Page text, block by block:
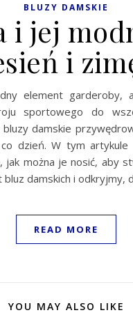
BLUZY DAMSKIE
i jej
i
element garderoby,
sportowego do
damskie
dzień. W tym
można je nosić, aby
damskich i odkryjmy,
READ MORE
YOU MAY ALSO LIKE